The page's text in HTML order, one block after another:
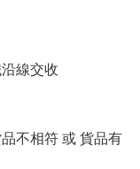
線交收
不相符 或 貨品有